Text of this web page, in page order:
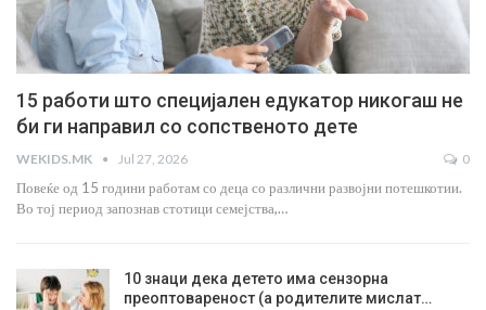
15 работи што специјален едукатор никогаш не
би ги направил со сопственото дете
WEKIDS.MK Jul 27, 2026 0
Повеќе од 15 години работам со деца со различни развојни потешкотии.
Во тој период запознав стотици семејства,…
10 знаци дека детето има сензорна
преоптовареност (а родителите мислат…